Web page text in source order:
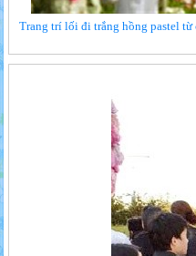
Trang trí lối đi trắng hồng pastel từ